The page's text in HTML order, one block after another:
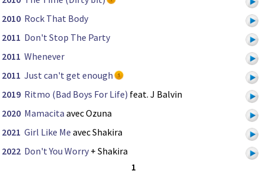
2010 Rock That Body
2011 Don't Stop The Party
2011 Whenever
2011 Just can't get enough
2019 Ritmo (Bad Boys For Life) feat. J Balvin
2020 Mamacita avec Ozuna
2021 Girl Like Me avec Shakira
2022 Don't You Worry + Shakira
1